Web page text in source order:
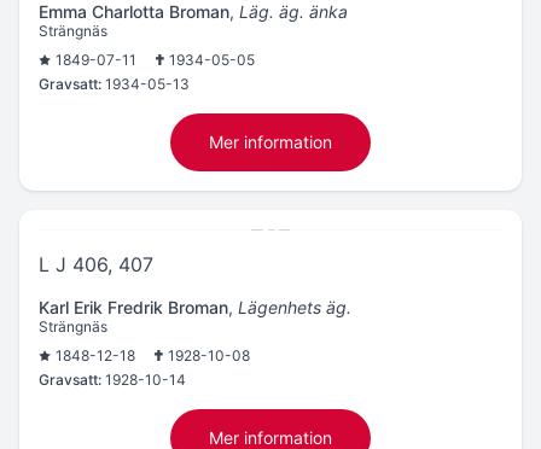
Emma Charlotta Broman, Läg. äg. änka
Strängnäs
1849-07-11
1934-05-05
Gravsatt: 1934-05-13
Mer information
L J 406, 407
Karl Erik Fredrik Broman, Lägenhets äg.
Strängnäs
1848-12-18
1928-10-08
Gravsatt: 1928-10-14
Mer information